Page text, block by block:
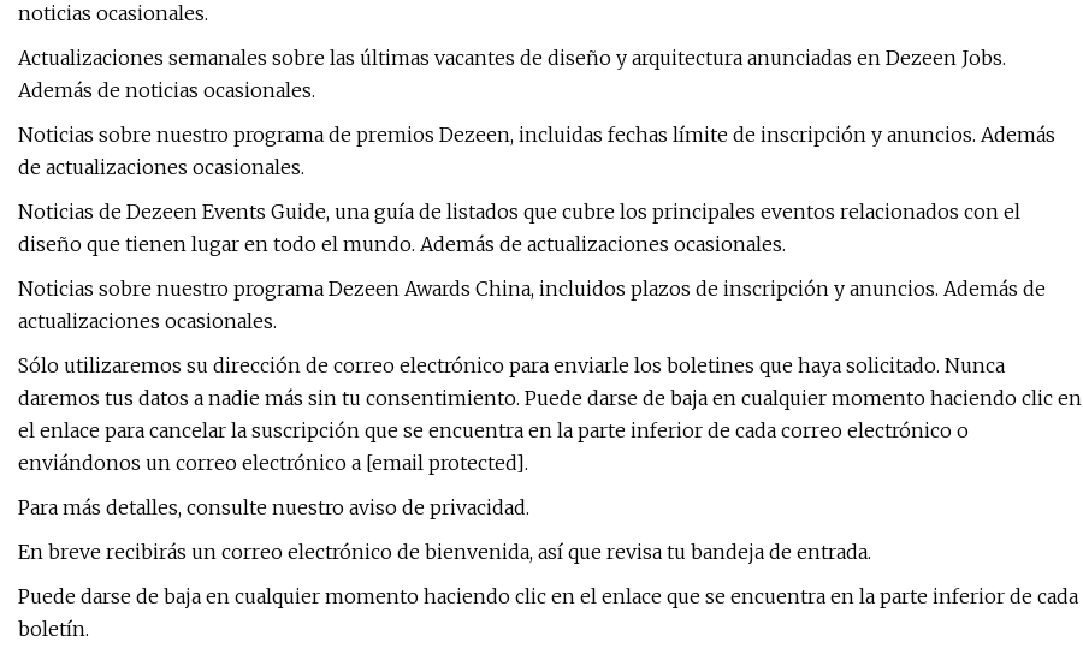
noticias ocasionales.
Actualizaciones semanales sobre las últimas vacantes de diseño y arquitectura anunciadas en Dezeen Jobs.
Además de noticias ocasionales.
Noticias sobre nuestro programa de premios Dezeen, incluidas fechas límite de inscripción y anuncios. Además
de actualizaciones ocasionales.
Noticias de Dezeen Events Guide, una guía de listados que cubre los principales eventos relacionados con el
diseño que tienen lugar en todo el mundo. Además de actualizaciones ocasionales.
Noticias sobre nuestro programa Dezeen Awards China, incluidos plazos de inscripción y anuncios. Además de
actualizaciones ocasionales.
Sólo utilizaremos su dirección de correo electrónico para enviarle los boletines que haya solicitado. Nunca
daremos tus datos a nadie más sin tu consentimiento. Puede darse de baja en cualquier momento haciendo clic en
el enlace para cancelar la suscripción que se encuentra en la parte inferior de cada correo electrónico o
enviándonos un correo electrónico a [email protected].
Para más detalles, consulte nuestro aviso de privacidad.
En breve recibirás un correo electrónico de bienvenida, así que revisa tu bandeja de entrada.
Puede darse de baja en cualquier momento haciendo clic en el enlace que se encuentra en la parte inferior de cada
boletín.